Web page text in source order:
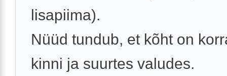
lisapiima).
Nüüd tundub, et kõht on
kinni ja suurtes valudes.